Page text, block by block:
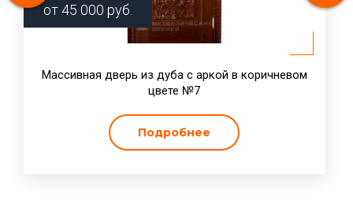
от 45 000 руб.
Массивная дверь из дуба с аркой в коричневом
цвете №7
Подробнее